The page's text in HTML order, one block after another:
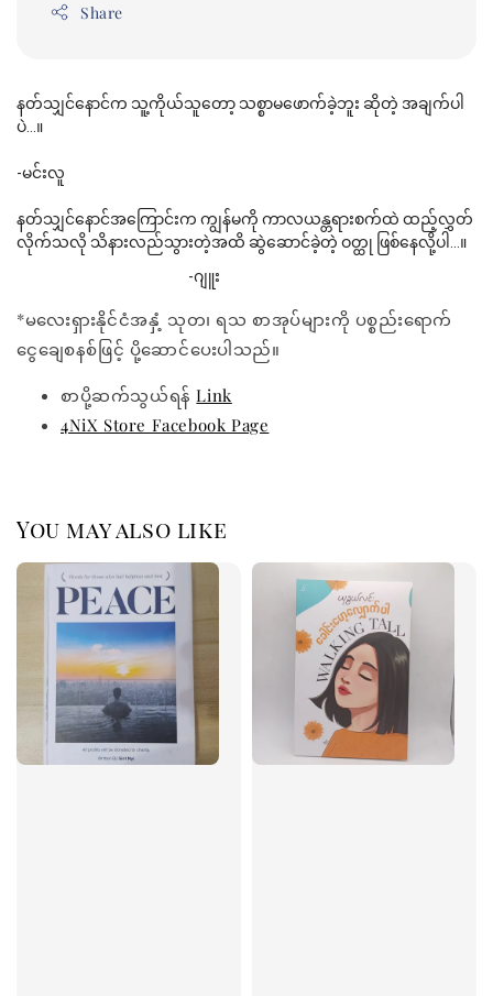
Share
နတ်သျှင်နောင်က သူ့ကိုယ်သူတော့ သစ္စာမဖောက်ခဲ့ဘူး ဆိုတဲ့ အချက်ပါ
ပဲ...။
-မင်းလူ
နတ်သျှင်နောင်အကြောင်းက ကျွန်မကို ကာလယန္တရားစက်ထဲ ထည့်လွှတ်
လိုက်သလို သိနားလည်သွားတဲ့အထိ ဆွဲဆောင်ခဲ့တဲ့ ဝတ္ထု ဖြစ်နေလို့ပါ...။
-ဂျူး
*မလေးရှားနိုင်ငံအနှံ့ သုတ၊ ရသ စာအုပ်များကို ပစ္စည်းရောက်
ငွေချေစနစ်ဖြင့် ပို့ဆောင်ပေးပါသည်။
စာပို့ဆက်သွယ်ရန်Link
4NiX Store Facebook Page
You may also like